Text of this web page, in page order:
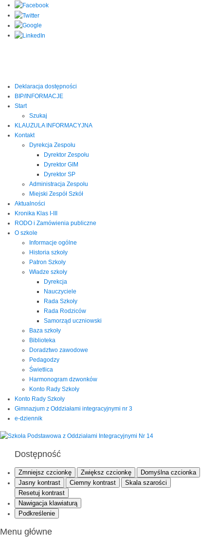
Deklaracja dostępności
BIP/INFORMACJE
Start
Szukaj
KLAUZULA INFORMACYJNA
Kontakt
Dyrekcja Zespołu
Dyrektor Zespołu
Dyrektor GIM
Dyrektor SP
Administracja Zespołu
Miejski Zespół Szkół
Aktualności
Kronika Klas I-III
RODO i Zamówienia publiczne
O szkole
Informacje ogólne
Historia szkoły
Patron Szkoły
Władze szkoły
Dyrekcja
Nauczyciele
Rada Szkoły
Rada Rodziców
Samorząd uczniowski
Baza szkoły
Biblioteka
Doradztwo zawodowe
Pedagodzy
Świetlica
Harmonogram dzwonków
Konto Rady Szkoły
Konto Rady Szkoły
Gimnazjum z Oddziałami integracyjnymi nr 3
e-dziennik
Dostępność
Zmniejsz czcionkę Zwiększ czcionkę
Domyślna czcionka
Jasny kontrast
Ciemny kontrast
Skala szarości
Resetuj kontrast
Nawigacja klawiaturą
Podkreślenie
Menu główne